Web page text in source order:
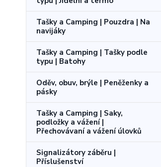
Tašky a Camping | Pouzdra | Na
navijáky
Tašky a Camping | Tašky podle
typu | Batohy
Oděv, obuv, brýle | Peněženky a
pásky
Tašky a Camping | Saky,
podložky a vážení |
Přechovávaní a vážení úlovků
Signalizátory záběru |
Příslušenství